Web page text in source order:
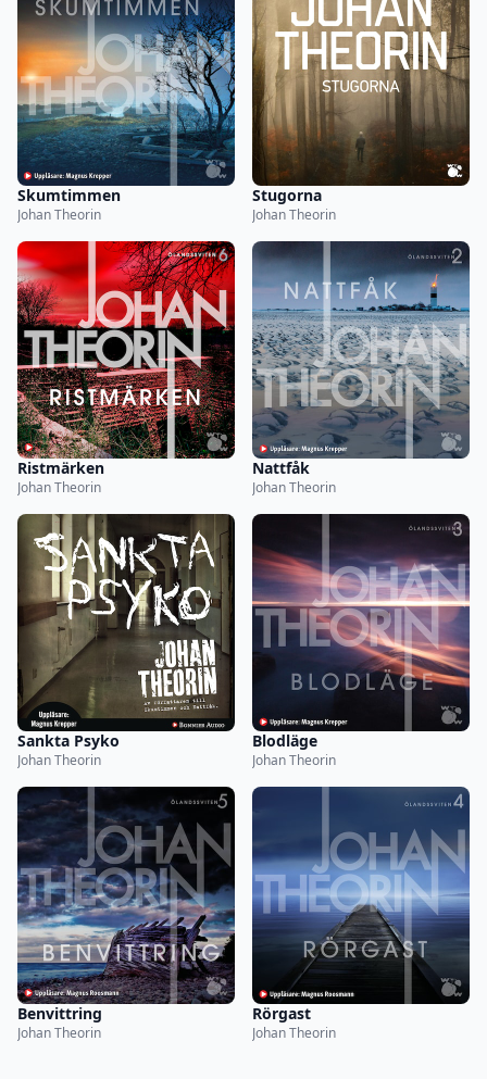
Skumtimmen
Johan Theorin
Stugorna
Johan Theorin
Ristmärken
Johan Theorin
Nattfåk
Johan Theorin
Sankta Psyko
Johan Theorin
Blodläge
Johan Theorin
Benvittring
Johan Theorin
Rörgast
Johan Theorin